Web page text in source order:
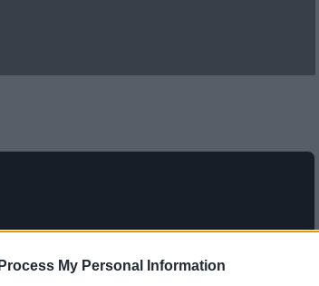
My Personal Information